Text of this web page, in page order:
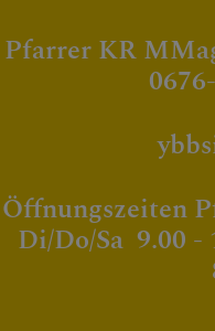
Pfarrer KR
Öffnungszeiten
Di/Do/Sa 9.00